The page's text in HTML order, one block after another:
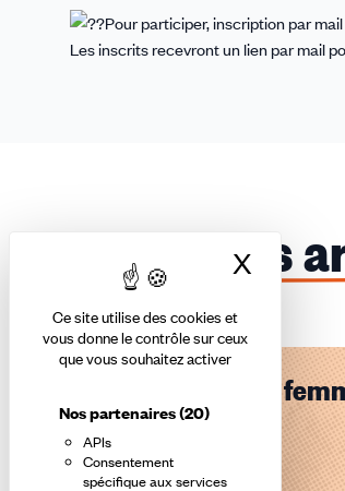
Ce site utilise des cookies et
vous donne le contrôle sur ceux
que vous souhaitez activer
Nos partenaires(20)
APIs
Consentement
spécifique aux services
X
Pour participer, inscription par mail
Les inscrits recevront un lien par mail
Ces
Webinaire : Les
et le travail
Lire l'article